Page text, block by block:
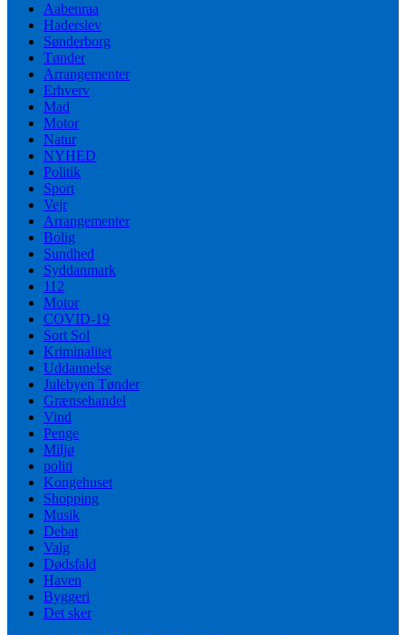
Aabenraa
Haderslev
Sønderborg
Tønder
Arrangementer
Erhverv
Mad
Motor
Natur
NYHED
Politik
Sport
Vejr
Arrangementer
Bolig
Sundhed
Syddanmark
112
Motor
COVID-19
Sort Sol
Kriminalitet
Uddannelse
Julebyen Tønder
Grænsehandel
Vind
Penge
Miljø
politi
Kongehuset
Shopping
Musik
Debat
Valg
Dødsfald
Haven
Byggeri
Det sker